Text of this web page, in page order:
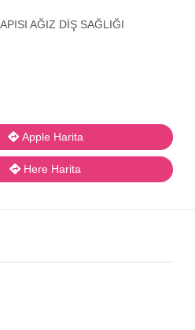
AĞIZ DİŞ SAĞLIĞI
Apple Harita
Here Harita